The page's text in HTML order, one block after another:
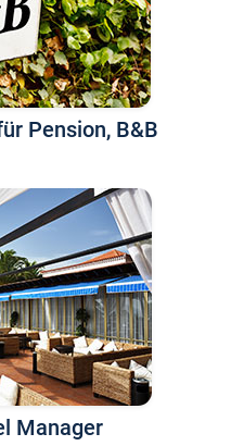
Pension, B&B
Manager